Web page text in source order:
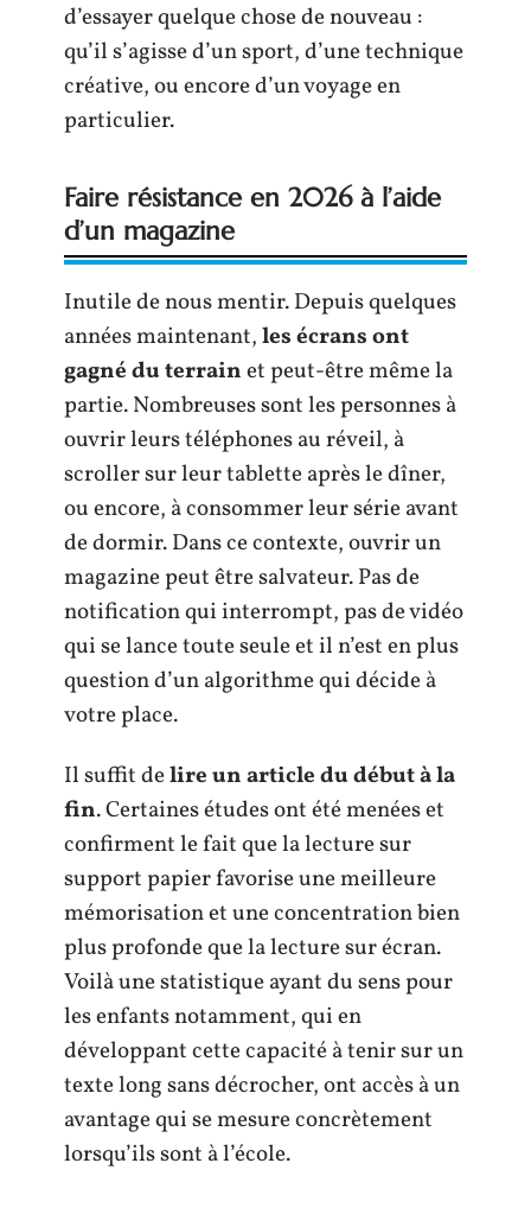
d’essayer quelque chose de nouveau :
qu’il s’agisse d’un sport, d’une technique
créative, ou encore d’un voyage en
particulier.
Faire résistance en 2026 à l’aide
d’un magazine
Inutile de nous mentir. Depuis quelques
années maintenant,les écrans ont
gagné du terrainet peut-être même la
partie. Nombreuses sont les personnes à
ouvrir leurs téléphones au réveil, à
scroller sur leur tablette après le dîner,
ou encore, à consommer leur série avant
de dormir. Dans ce contexte, ouvrir un
magazine peut être salvateur. Pas de
notification qui interrompt, pas de vidéo
qui se lance toute seule et il n’est en plus
question d’un algorithme qui décide à
votre place.
Il suffit delire un article du début à la
fin. Certaines études ont été menées et
confirment le fait que la lecture sur
support papier favorise une meilleure
mémorisation et une concentration bien
plus profonde que la lecture sur écran.
Voilà une statistique ayant du sens pour
les enfants notamment, qui en
développant cette capacité à tenir sur un
texte long sans décrocher, ont accès à un
avantage qui se mesure concrètement
lorsqu’ils sont à l’école.